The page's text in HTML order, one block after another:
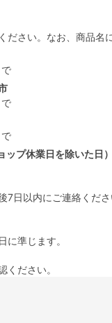
ださい。なお、商品名
プ休業日を除いた日
7日以内にご連絡くだ
に準じます。
ください。